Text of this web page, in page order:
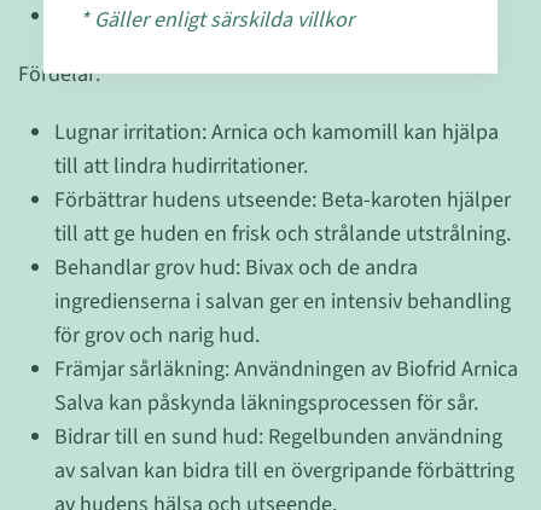
Etisk: Produkten är inte testad på djur.
Fördelar:
Lugnar irritation: Arnica och kamomill kan hjälpa
till att lindra hudirritationer.
Förbättrar hudens utseende: Beta-karoten hjälper
till att ge huden en frisk och strålande utstrålning.
Behandlar grov hud: Bivax och de andra
ingredienserna i salvan ger en intensiv behandling
för grov och narig hud.
Främjar sårläkning: Användningen av Biofrid Arnica
Salva kan påskynda läkningsprocessen för sår.
Bidrar till en sund hud: Regelbunden användning
av salvan kan bidra till en övergripande förbättring
* Gäller enligt särskilda villkor